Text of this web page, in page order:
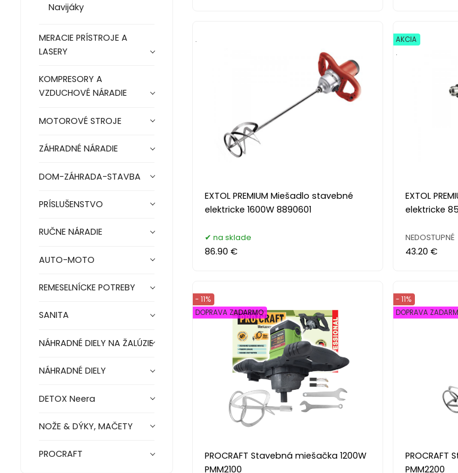
Navijáky
MERACIE PRÍSTROJE A
LASERY
KOMPRESORY A
VZDUCHOVÉ NÁRADIE
MOTOROVÉ STROJE
ZÁHRADNÉ NÁRADIE
DOM-ZÁHRADA-STAVBA
PRÍSLUŠENSTVO
RUČNE NÁRADIE
AUTO-MOTO
REMESELNÍCKE POTREBY
SANITA
NÁHRADNÉ DIELY NA ŽALÚZIE
NÁHRADNÉ DIELY
DETOX Neera
NOŽE & DÝKY, MAČETY
PROCRAFT
EXTOL PREMIUM Miešadlo stavebné
elektricke 1600W 8890601
.
na sklade
86.90 €
EXTOL
elektricke
AKCIA
.
NEDOSTUPNÉ
43.20 €
PROCRAFT Stavebná miešačka 1200W
PMM2100
- 11%
DOPRAVA ZADARMO
PMM2200
- 11%
DOPRAVA